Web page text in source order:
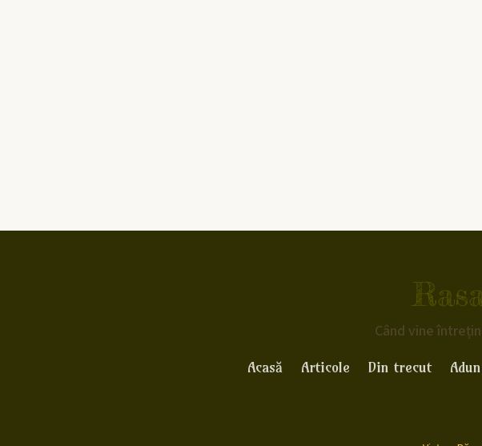
Când vine
Acasă Articole Din trecut